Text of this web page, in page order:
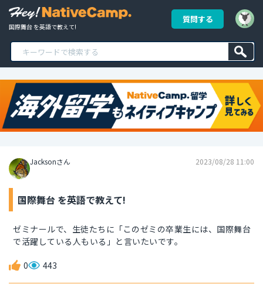
国際舞台 を英語で教えて!
質問する
Jacksonさん 2023/08/28 11:00
国際舞台 を英語で教えて!
ゼミナールで、生徒たちに「このゼミの卒業生には、国際舞台
で活躍している人もいる」と言いたいです。
0 443